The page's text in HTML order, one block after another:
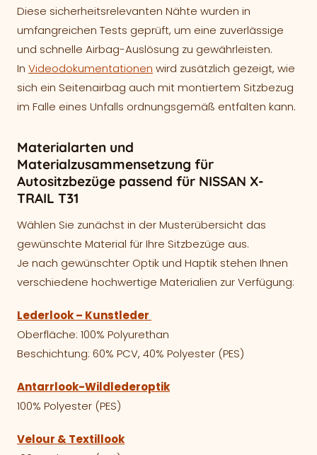
Diese sicherheitsrelevanten Nähte wurden in
umfangreichen Tests geprüft, um eine zuverlässige
und schnelle Airbag-Auslösung zu gewährleisten.
In Videodokumentationen wird zusätzlich gezeigt, wie
sich ein Seitenairbag auch mit montiertem Sitzbezug
im Falle eines Unfalls ordnungsgemäß entfalten kann.
Materialarten und
Materialzusammensetzung für
Autositzbezüge passend für NISSAN X-
TRAIL T31
Wählen Sie zunächst in der Musterübersicht das
gewünschte Material für Ihre Sitzbezüge aus.
Je nach gewünschter Optik und Haptik stehen Ihnen
verschiedene hochwertige Materialien zur Verfügung:
Lederlook – Kunstleder
Oberfläche: 100% Polyurethan
Beschichtung: 60% PCV, 40% Polyester (PES)
Antarrlook-Wildlederoptik
100% Polyester (PES)
Velour & Textillook